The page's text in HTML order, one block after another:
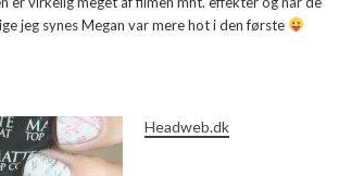
jeg synes Megan var mere hot i den første
Headweb.dk